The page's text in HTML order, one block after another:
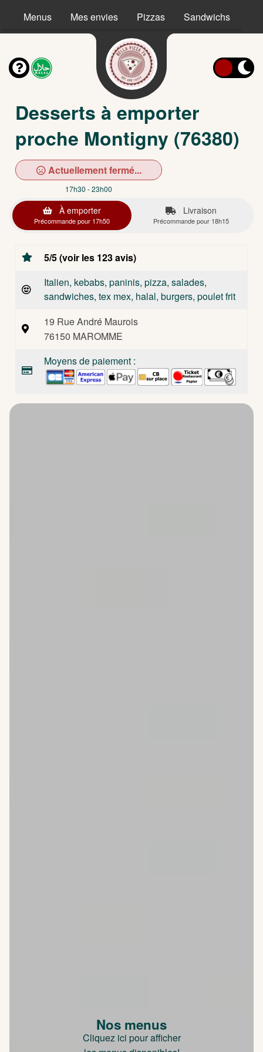
Menus Mes envies Pizzas Sandwichs
Desserts à emporter
proche Montigny (76380)
Actuellement fermé...
17h30 - 23h00
À emporter
Précommande pour 17h50
Livraison
Précommande pour 18h15
5/5 (voir les 123 avis)
Italien, kebabs, paninis, pizza, salades,
sandwiches, tex mex, halal, burgers, poulet frit
19 Rue André Maurois
76150 MAROMME
Moyens de paiement :
Nos menus
Cliquez ici pour afficher